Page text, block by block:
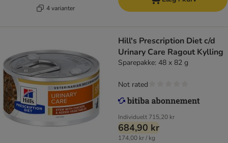
4 varianter
Hill's Prescription Diet c/d
Urinary Care Ragout Kylling
Sparepakke: 48 x 82 g
Individuelt 715,20 kr
684,90 kr
174,00 kr / kg
Not rated